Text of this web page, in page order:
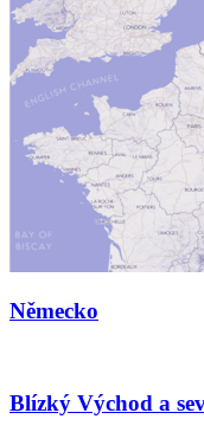
Německo
Blízký Východ a